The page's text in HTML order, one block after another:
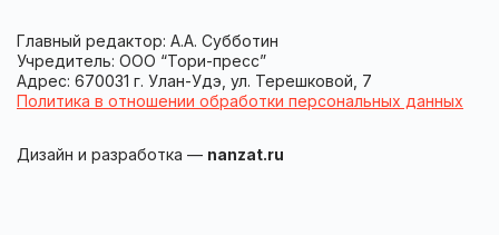
Главный редактор: А.А. Субботин
Учредитель: ООО “Тори-пресс”
Адрес: 670031 г. Улан-Удэ, ул. Терешковой, 7
Политика в отношении обработки персональных данных
Дизайн и разработка — nanzat.ru